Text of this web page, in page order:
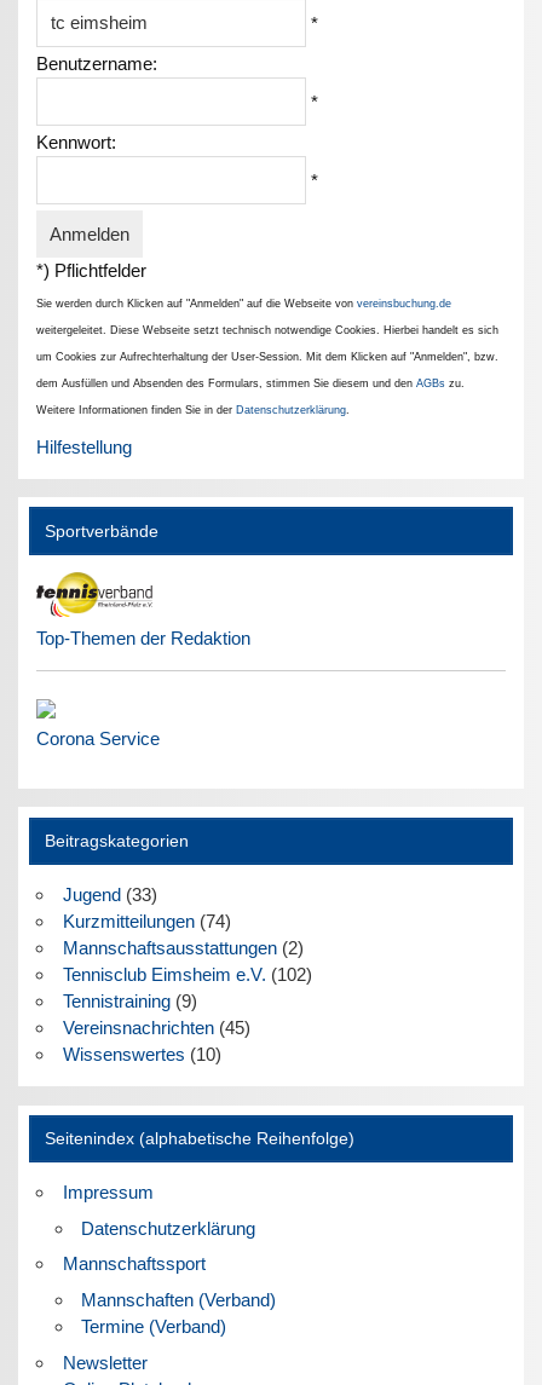
*
Benutzername:
*
Kennwort:
*
*) Pflichtfelder
Sie werden durch Klicken auf "Anmelden" auf die Webseite vonvereinsbuchung.de
weitergeleitet. Diese Webseite setzt technisch notwendige Cookies. Hierbei handelt es sich
um Cookies zur Aufrechterhaltung der User-Session. Mit dem Klicken auf "Anmelden", bzw.
dem Ausfüllen und Absenden des Formulars, stimmen Sie diesem und denAGBs zu.
Weitere Informationen finden Sie in der Datenschutzerklärung
Hilfestellung
Sportverbände
Top-Themen der Redaktion
Corona Service
Beitragskategorien
Jugend(33)
Kurzmitteilungen(74)
Mannschaftsausstattungen(2)
Tennisclub Eimsheim e.V. (102)
Tennistraining(9)
Vereinsnachrichten(45)
Wissenswertes (10)
Seitenindex (alphabetische Reihenfolge)
Impressum
Datenschutzerklärung
Mannschaftssport
Mannschaften (Verband)
Termine (Verband)
Newsletter